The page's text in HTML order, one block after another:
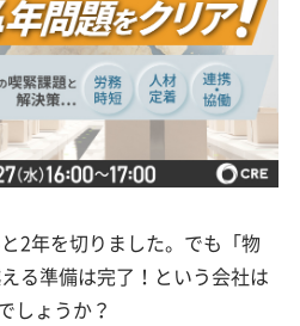
2年を切りました。でも「物
る準備は完了！という会社は
しょうか？